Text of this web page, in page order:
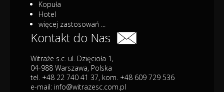
Kopuła
Hotel
więcej zastosowań ...
Kontakt do Nas
Witraże s.c. ul. Dzięcioła 1,
04-988 Warszawa, Polska
tel. +48 22 740 41 37, kom. +48 609 729 536
e-mail: info@witrazesc.com.pl